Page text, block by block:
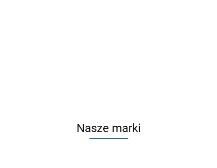
Nasze marki